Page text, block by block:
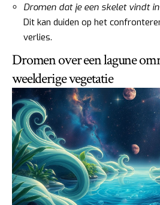
Dromen dat je een skelet vindt
Dit kan duiden op het
verlies.
Dromen over een lagune
weelderige vegetatie